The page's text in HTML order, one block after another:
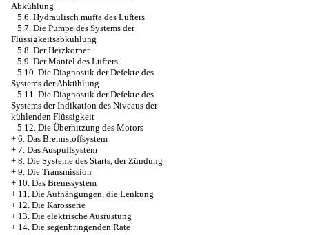
Abkühlung
5.6. Hydraulisch mufta des Lüfters
5.7. Die Pumpe des Systems der
Flüssigkeitsabkühlung
5.8. Der Heizkörper
5.9. Der Mantel des Lüfters
5.10. Die Diagnostik der Defekte des
Systems der Abkühlung
5.11. Die Diagnostik der Defekte des
Systems der Indikation des Niveaus der
kühlenden Flüssigkeit
5.12. Die Überhitzung des Motors
+ 6. Das Brennstoffsystem
+ 7. Das Auspuffsystem
+ 8. Die Systeme des Starts, der Zündung
+ 9. Die Transmission
+ 10. Das Bremssystem
+ 11. Die Aufhängungen, die Lenkung
+ 12. Die Karosserie
+ 13. Die elektrische Ausrüstung
+ 14. Die segenbringenden Räte